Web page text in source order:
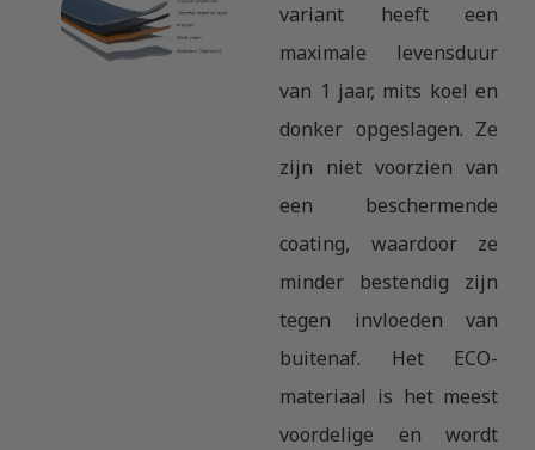
variant heeft een
maximale levensduur
van 1 jaar, mits koel en
donker opgeslagen. Ze
zijn niet voorzien van
een beschermende
coating, waardoor ze
minder bestendig zijn
tegen invloeden van
buitenaf. Het ECO-
materiaal is het meest
voordelige en wordt